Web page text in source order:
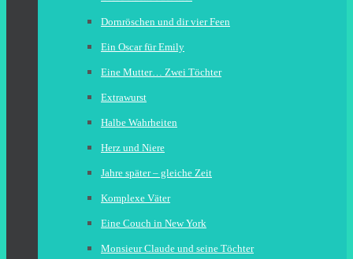
Dornröschen und dir vier Feen
Ein Oscar für Emily
Eine Mutter… Zwei Töchter
Extrawurst
Halbe Wahrheiten
Herz und Niere
Jahre später – gleiche Zeit
Komplexe Väter
Eine Couch in New York
Monsieur Claude und seine Töchter